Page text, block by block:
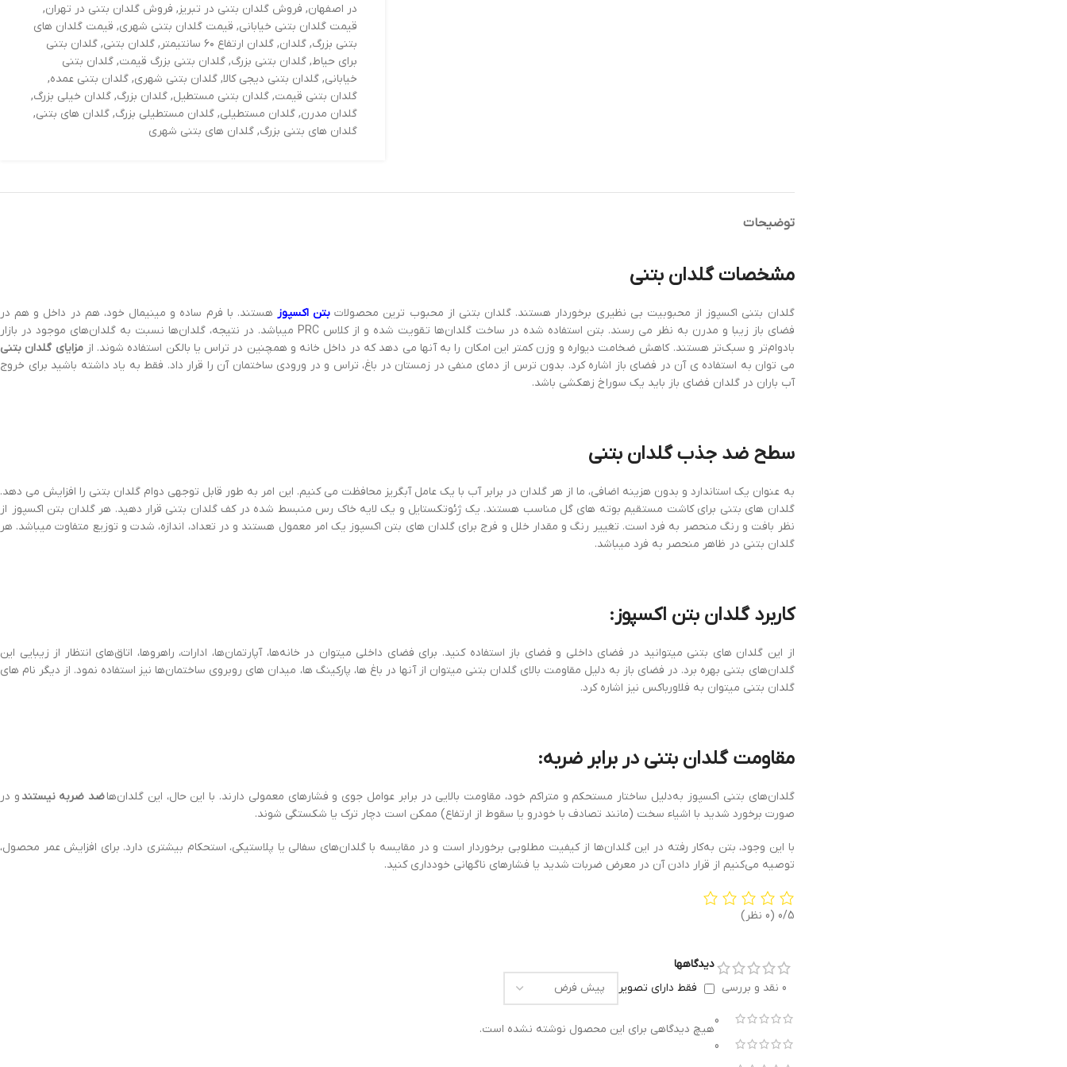
در اصفهان, فروش گلدان بتنی در تبریز, فروش گلدان بتنی در تهران,
قیمت گلدان بتنی خیابانی, قیمت گلدان بتنی شهری, قیمت گلدان های
بتنی بزرگ, گلدان, گلدان ارتفاع ۶۰ سانتیمتر , گلدان بتنی, گلدان بتنی
برای حیاط, گلدان بتنی بزرگ, گلدان بتنی بزرگ قیمت, گلدان بتنی
خیابانی, گلدان بتنی دیجی کالا, گلدان بتنی شهری, گلدان بتنی عمده,
گلدان بتنی قیمت, گلدان بتنی مستطیل, گلدان بزرگ, گلدان خیلی بزرگ,
گلدان مدرن, گلدان مستطیلی, گلدان مستطیلی بزرگ, گلدان های بتنی,
گلدان های بتنی بزرگ, گلدان های بتنی شهری
توضیحات
مشخصات گلدان بتنی
گلدان بتنی اکسپوز از محبوبیت بی نظیری برخوردار هستند. گلدان بتنی از محبوب ترین محصولات بتن اکسپوزهستند. با فرم ساده و مینیمال خود، هم در داخل و هم در
فضای باز زیبا و مدرن به نظر می رسند. بتن استفاده شده در ساخت گلدان‌ها تقویت شده و از کلاس PRC میباشد. در نتیجه، گلدان‌ها نسبت به گلدان‌های موجود در بازار
بادوام‌تر و سبک‌تر هستند. کاهش ضخامت دیواره و وزن کمتر این امکان را به آنها می دهد که در داخل خانه و همچنین در تراس یا بالکن استفاده شوند. ازمزایای گلدان بتنی
می توان به استفاده ی آن در فضای باز اشاره کرد. بدون ترس از دمای منفی در زمستان در باغ، تراس و در ورودی ساختمان آن را قرار داد. فقط به یاد داشته باشید برای خروج
آب باران در گلدان فضای باز باید یک سوراخ زهکشی باشد.
سطح ضد جذب گلدان بتنی
به عنوان یک استاندارد و بدون هزینه اضافی، ما از هر گلدان در برابر آب با یک عامل آبگریز محافظت می کنیم. این امر به طور قابل توجهی دوام گلدان بتنی را افزایش می دهد.
گلدان های بتنی برای کاشت مستقیم بوته های گل مناسب هستند. یک ژئوتکستایل و یک لایه خاک رس منبسط شده در کف گلدان بتنی قرار دهید. هر گلدان بتن اکسپوز از
نظر بافت و رنگ منحصر به فرد است. تغییر رنگ و مقدار خلل و فرج برای گلدان های بتن اکسپوز یک امر معمول هستند و در تعداد، اندازه، شدت و توزیع متفاوت میباشد. هر
گلدان بتنی در ظاهر منحصر به فرد میباشد.
کاربرد گلدان بتن اکسپوز:
از این گلدان های بتنی میتوانید در فضای داخلی و فضای باز استفاده کنید. برای فضای داخلی میتوان در خانه‌ها، آپارتمان‌ها، ادارات، راهروها، اتاق‌های انتظار از زیبایی این
گلدان‌های بتنی بهره برد. در فضای باز به دلیل مقاومت بالای گلدان بتنی میتوان از آنها در باغ ها، پارکینگ ها، میدان های روبروی ساختمان‌ها نیز استفاده نمود. از دیگر نام های
گلدان بتنی میتوان به فلاورباکس نیز اشاره کرد.
مقاومت گلدان بتنی در برابر ضربه:
گلدان‌های بتنی اکسپوز به‌دلیل ساختار مستحکم و متراکم خود، مقاومت بالایی در برابر عوامل جوی و فشارهای معمولی دارند. با این حال، این گلدان‌هاضد ضربه نیستند و در
صورت برخورد شدید با اشیاء سخت (مانند تصادف با خودرو یا سقوط از ارتفاع) ممکن است دچار ترک یا شکستگی شوند.
با این وجود، بتن به‌کار رفته در این گلدان‌ها از کیفیت مطلوبی برخوردار است و در مقایسه با گلدان‌های سفالی یا پلاستیکی، استحکام بیشتری دارد. برای افزایش عمر محصول،
توصیه می‌کنیم از قرار دادن آن در معرض ضربات شدید یا فشارهای ناگهانی خودداری کنید.
0/5 (0 نظر)
0 نقد و بررسی
0
0
دیدگاهها
فقط دارای تصویر
هیچ دیدگاهی برای این محصول نوشته نشده است.